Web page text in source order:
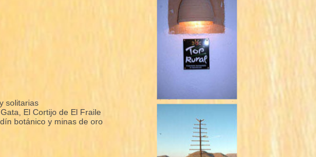
solitarias
El Cortijo de El Fraile
botánico y minas de oro